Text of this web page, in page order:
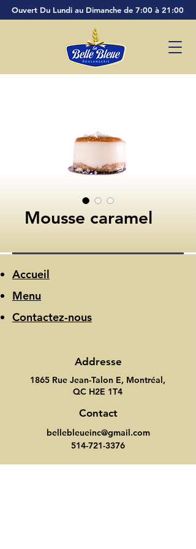
Ouvert Du Lundi au Dimanche de 7:00 à 21:00
Mousse caramel
Accueil
Menu
Contactez-nous
Addresse
1865 Rue Jean-Talon E, Montréal,
QC H2E 1T4
Contact
bellebleueinc@gmail.com
514-721-3376